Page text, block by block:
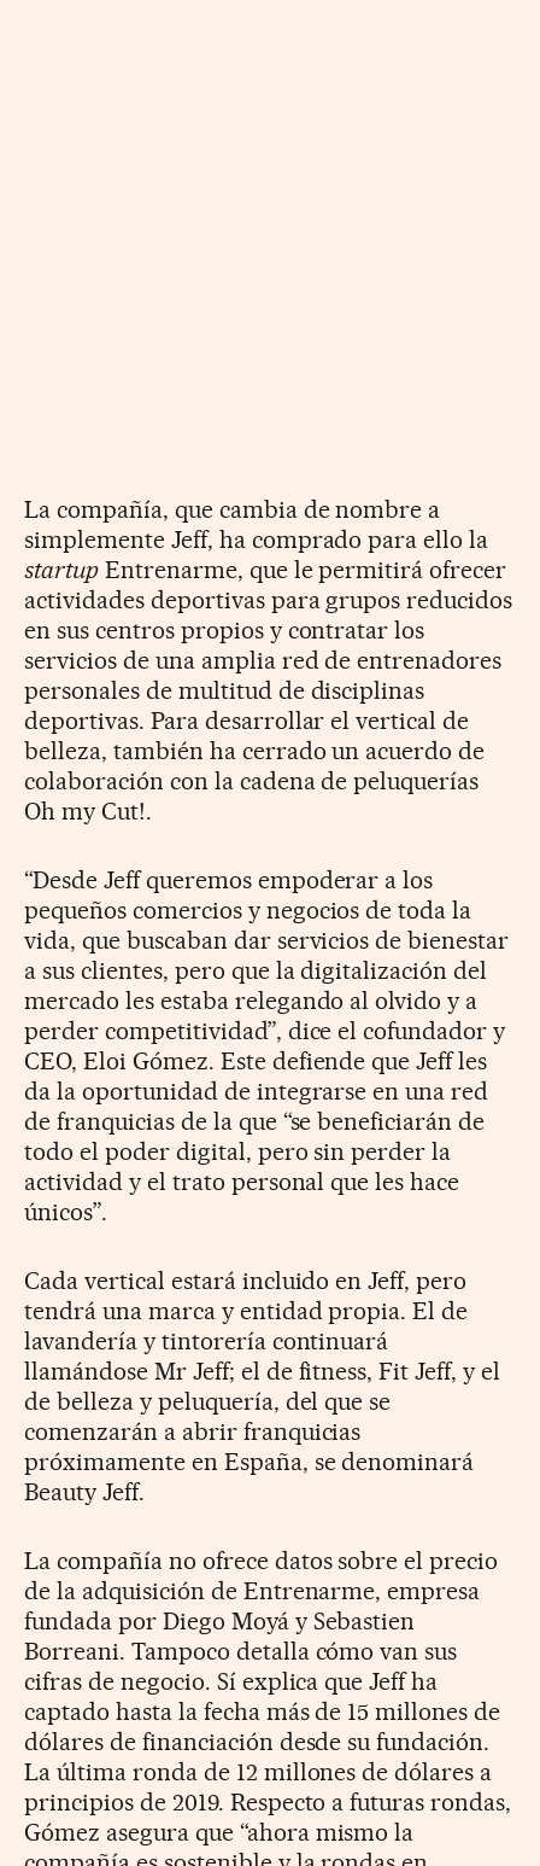
La compañía, que cambia de nombre a
simplemente Jeff, ha comprado para ello la
startupEntrenarme, que le permitirá ofrecer
actividades deportivas para grupos reducidos
en sus centros propios y contratar los
servicios de una amplia red de entrenadores
personales de multitud de disciplinas
deportivas. Para desarrollar el vertical de
belleza, también ha cerrado un acuerdo de
colaboración con la cadena de peluquerías
Oh my Cut!.
“Desde Jeff queremos empoderar a los
pequeños comercios y negocios de toda la
vida, que buscaban dar servicios de bienestar
a sus clientes, pero que la digitalización del
mercado les estaba relegando al olvido y a
perder competitividad”, dice el cofundador y
CEO, Eloi Gómez. Este defiende que Jeff les
da la oportunidad de integrarse en una red
de franquicias de la que “se beneficiarán de
todo el poder digital, pero sin perder la
actividad y el trato personal que les hace
únicos”.
Cada vertical estará incluido en Jeff, pero
tendrá una marca y entidad propia. El de
lavandería y tintorería continuará
llamándose Mr Jeff; el de fitness, Fit Jeff, y el
de belleza y peluquería, del que se
comenzarán a abrir franquicias
próximamente en España, se denominará
Beauty Jeff.
La compañía no ofrece datos sobre el precio
de la adquisición de Entrenarme, empresa
fundada por Diego Moyá y Sebastien
Borreani. Tampoco detalla cómo van sus
cifras de negocio. Sí explica que Jeff ha
captado hasta la fecha más de 15 millones de
dólares de financiación desde su fundación.
La última ronda de 12 millones de dólares a
principios de 2019. Respecto a futuras rondas,
Gómez asegura que “ahora mismo la